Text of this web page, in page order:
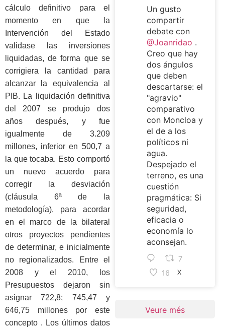
cálculo definitivo para el
momento en que la
Intervención del Estado
validase las inversiones
liquidadas, de forma que se
corrigiera la cantidad para
alcanzar la equivalencia al
PIB. La liquidación definitiva
del 2007 se produjo dos
años después, y fue
igualmente de 3.209
millones, inferior en 500,7 a
la que tocaba. Esto comportó
un nuevo acuerdo para
corregir la desviación
(cláusula 6ª de la
metodología), para acordar
en el marco de la bilateral
otros proyectos pendientes
de determinar, e inicialmente
no regionalizados. Entre el
2008 y el 2010, los
Presupuestos dejaron sin
asignar 722,8; 745,47 y
646,75 millones por este
concepto . Los últimos datos
Un gusto
compartir
debate con
@Joanridao .
Creo que hay
dos ángulos
que deben
descartarse: el
"agravio"
comparativo
con Moncloa y
el de a los
políticos ni
agua.
Despejado el
terreno, es una
cuestión
pragmática: Si
seguridad,
eficacia o
economía lo
aconsejan.
7
16
X
Veure més